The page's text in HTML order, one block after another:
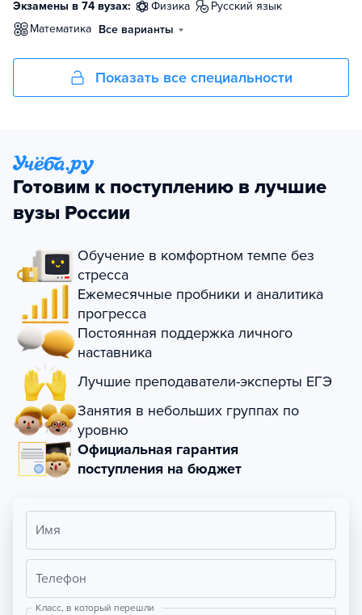
Экзамены в 74 вузах: физика
русский язык
математика Все варианты
Показать все специальности
Готовим к поступлению в лучшие
вузы России
Обучение в комфортном темпе без
стресса
Ежемесячные пробники и аналитика
прогресса
Постоянная поддержка личного
наставника
Лучшие преподаватели-эксперты ЕГЭ
Занятия в небольших группах по
уровню
Официальная гарантия
поступления на бюджет
Имя
Телефон
Класс, в который перешли